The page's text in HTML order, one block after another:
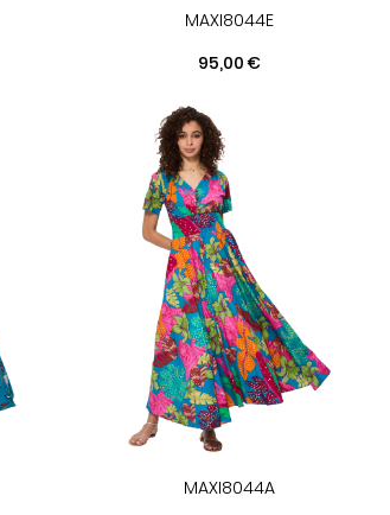
MAXI8044E
Prix
95,00 €
MAXI8044A